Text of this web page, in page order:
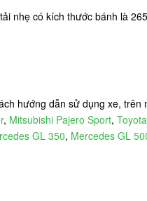
nhẹ có kích thước bánh là
hướng dẫn sử dụng xe,
, Mitsubishi Pajero Sport,
GL 350, Mercedes GL